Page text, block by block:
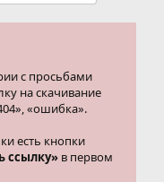
с просьбами
на скачивание
«ошибка».
есть кнопки
ссылку» в первом